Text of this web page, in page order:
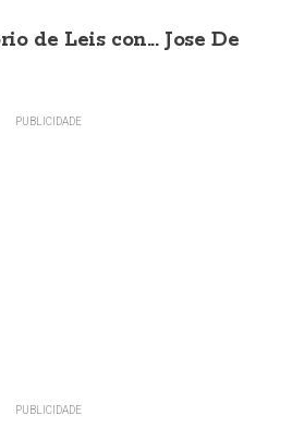
de Leis con... Jose De